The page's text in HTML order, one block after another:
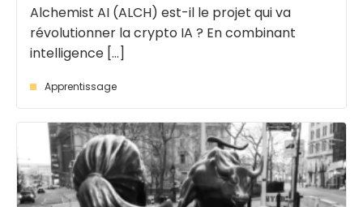
Alchemist AI (ALCH) est-il le projet qui va
révolutionner la crypto IA ? En combinant
intelligence [...]
Apprentissage